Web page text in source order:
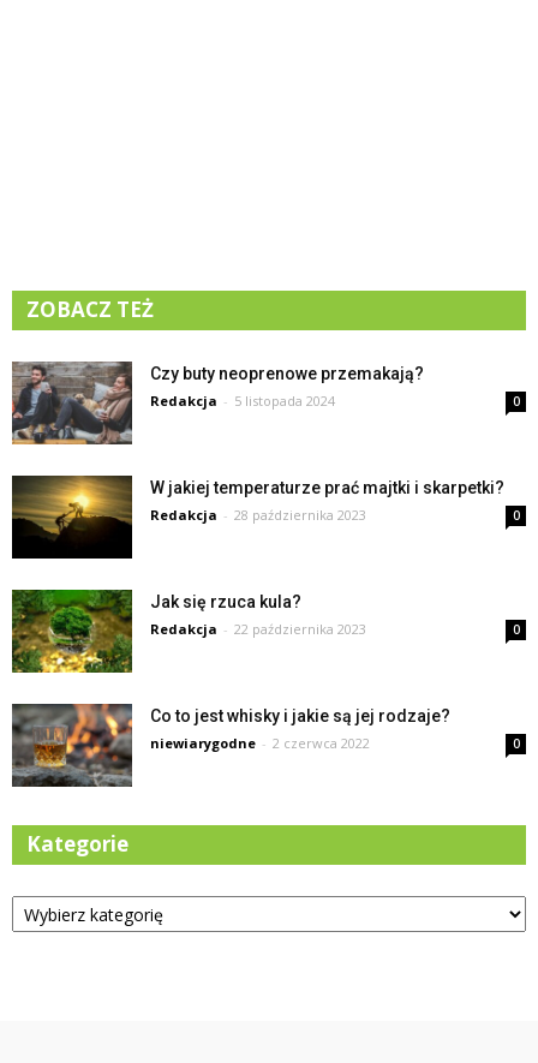
ZOBACZ TEŻ
Czy buty neoprenowe przemakają?
Redakcja - 5 listopada 2024 0
W jakiej temperaturze prać majtki i skarpetki?
Redakcja - 28 października 2023 0
Jak się rzuca kula?
Redakcja - 22 października 2023 0
Co to jest whisky i jakie są jej rodzaje?
niewiarygodne - 2 czerwca 2022 0
Kategorie
Kategorie